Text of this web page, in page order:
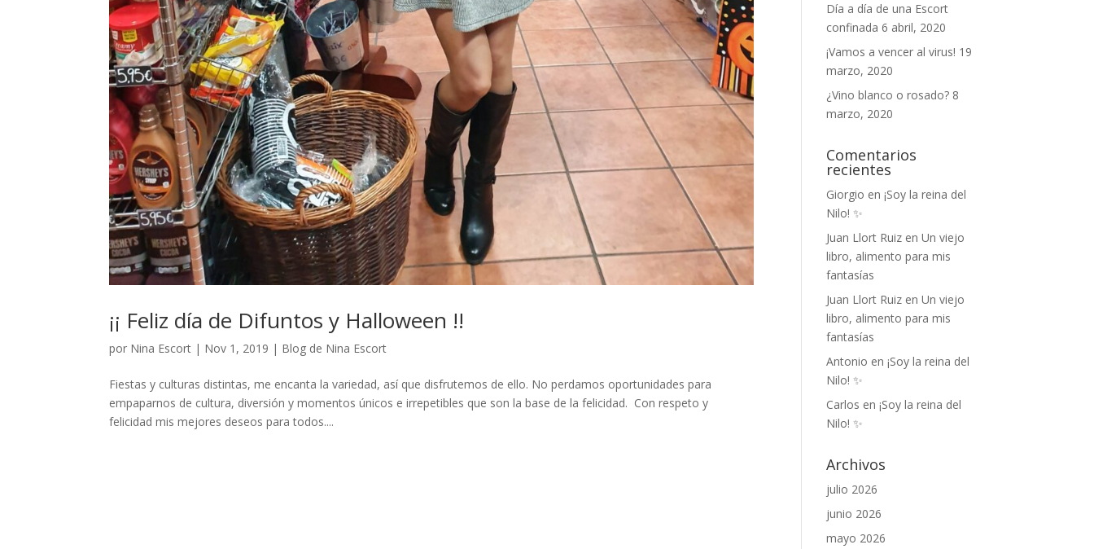
¡¡ Feliz día de Difuntos y Halloween !!
por Nina Escort | Nov 1, 2019 | Blog de Nina Escort
Fiestas y culturas distintas, me encanta la variedad, así que disfrutemos de ello. No perdamos oportunidades para
empaparnos de cultura, diversión y momentos únicos e irrepetibles que son la base de la felicidad. Con respeto y
felicidad mis mejores deseos para todos....
Día a día de una Escort
confinada 6 abril, 2020
¡Vamos a vencer al virus! 19
marzo, 2020
¿Vino blanco o rosado? 8
marzo, 2020
Comentarios
recientes
Giorgio en¡Soy la reina del
Nilo! ✨
Juan Llort Ruiz enUn viejo
libro, alimento para mis
fantasías
Juan Llort Ruiz enUn viejo
libro, alimento para mis
fantasías
Antonio en¡Soy la reina del
Nilo! ✨
Carlos en¡Soy la reina del
Nilo! ✨
Archivos
julio 2026
junio 2026
mayo 2026